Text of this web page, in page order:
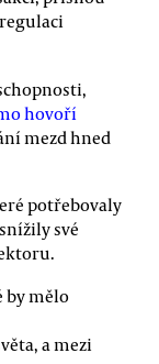
hovoří
mezd hned
potřebovaly
své
by mělo
a mezi